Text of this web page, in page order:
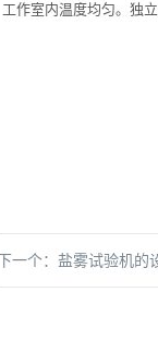
室内温度均匀。独
一个：盐雾试验机的